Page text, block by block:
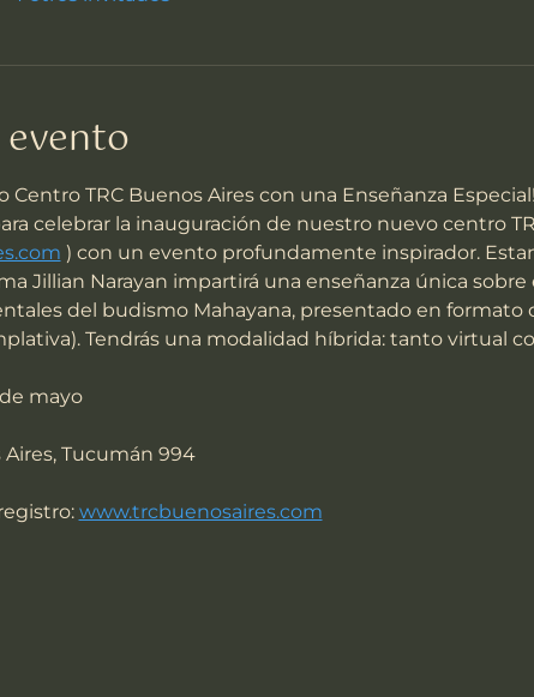
Centro TRC Buenos Aires con una Enseñanza Especial!
celebrar la inauguración de nuestro nuevo centro
) con un evento profundamente inspirador.
Jillian Narayan impartirá una enseñanza única sobre
del budismo Mahayana, presentado en formato
Tendrás una modalidad híbrida: tanto virtual
mayo
Aires, Tucumán 994
www.trcbuenosaires.com